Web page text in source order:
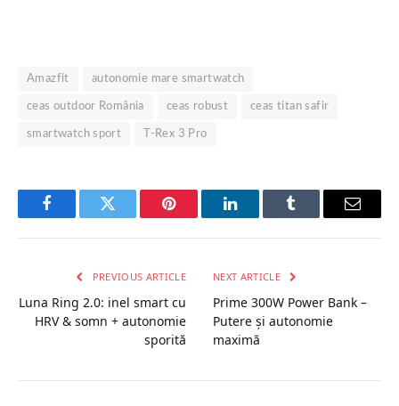
Amazfit autonomie mare smartwatch
ceas outdoor România ceas robust ceas titan safir
smartwatch sport T-Rex 3 Pro
FacebookTwitter Pinterest LinkedInTumblr Email
PREVIOUS ARTICLE
Luna Ring 2.0: inel smart cu
HRV & somn + autonomie
sporită
NEXT ARTICLE
Prime 300W Power Bank –
Putere și autonomie
maximă